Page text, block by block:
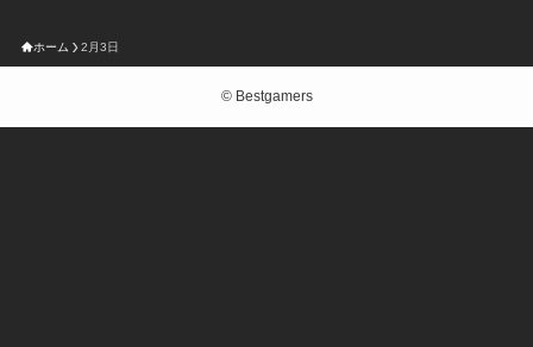
ホーム 2月3日
©Bestgamers